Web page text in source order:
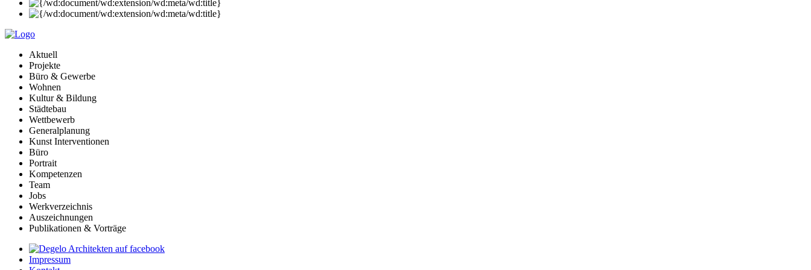
Aktuell
Projekte
Büro & Gewerbe
Wohnen
Kultur & Bildung
Städtebau
Wettbewerb
Generalplanung
Kunst Interventionen
Büro
Portrait
Kompetenzen
Team
Jobs
Werkverzeichnis
Auszeichnungen
Publikationen & Vorträge
Impressum